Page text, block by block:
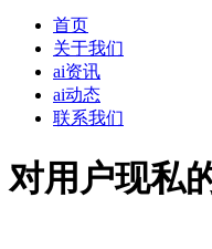
首页
关于我们
ai资讯
ai动态
联系我们
对用户现私